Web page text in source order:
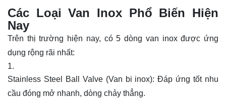
Các Loại Van Inox Phổ Biến Hiện
Nay
Trên thị trường hiện nay, có 5 dòng van inox được ứng
dụng rộng rãi nhất:
Stainless Steel Ball Valve (Van bi inox): Đáp ứng tốt nhu
cầu đóng mở nhanh, dòng chảy thẳng.